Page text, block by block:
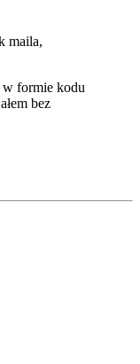
maila,
formie kodu
bez